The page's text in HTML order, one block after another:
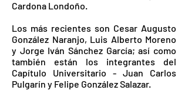
Cardona Londoño.
Los más recientes son Cesar Augusto
González Naranjo, Luis Alberto Moreno
y Jorge Iván Sánchez García; así como
también están los integrantes del
Capítulo Universitario - Juan Carlos
Pulgarín y Felipe González Salazar.